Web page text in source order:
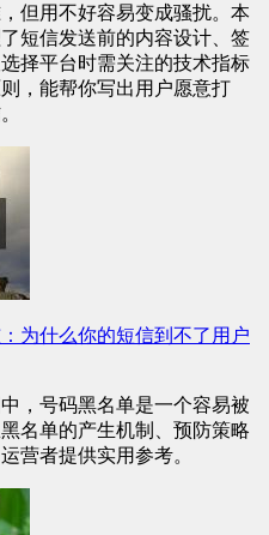
但用不好容易变成骚扰。本
短信发送前的内容设计、签
择平台时需关注的技术指标
，能帮你写出用户愿意打
为什么你的短信到不了用户
，号码黑名单是一个容易被
名单的产生机制、预防策略
营者提供实用参考。